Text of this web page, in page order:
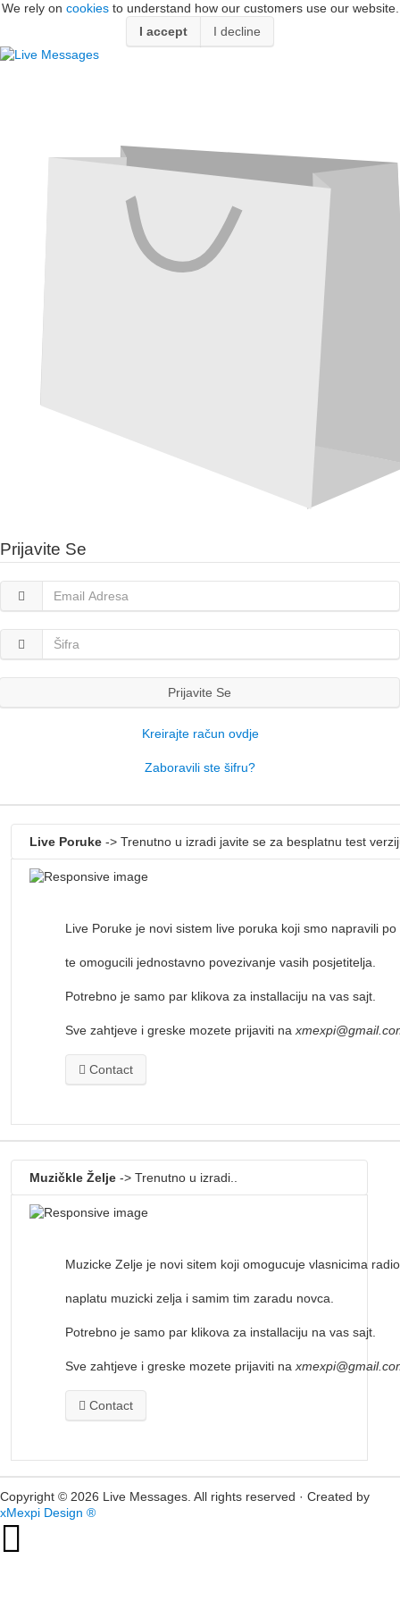
We rely on cookiesto understand how our customers use our website.
I accept
I decline
Prijavite Se
Prijavite Se
Kreirajte račun ovdje
Zaboravili ste šifru?
Live Poruke -> Trenutno u izradi javite se za besplatnu test
Live Poruke je novi sistem live poruka koji smo napravili
te omogucili jednostavno povezivanje vasih posjetitelja.
Potrebno je samo par klikova za installaciju na vas sajt.
Sve zahtjeve i greske mozete prijaviti na
Contact
Muzičkle Želje -> Trenutno u izradi..
Muzicke Zelje je novi sitem koji omogucuje vlasnicima
naplatu muzicki zelja i samim tim zaradu novca.
Potrebno je samo par klikova za installaciju na vas sajt.
Sve zahtjeve i greske mozete prijaviti na
Contact
Copyright © 2026 Live Messages. All rights reserved · Created by
xMexpi Design ®